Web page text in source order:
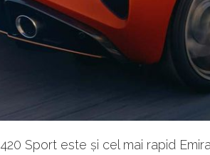
420 Sport este și cel mai rapid